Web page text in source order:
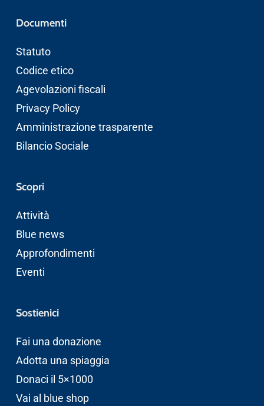
Documenti
Statuto
Codice etico
Agevolazioni fiscali
Privacy Policy
Amministrazione trasparente
Bilancio Sociale
Scopri
Attività
Blue news
Approfondimenti
Eventi
Sostienici
Fai una donazione
Adotta una spiaggia
Donaci il 5×1000
Vai al blue shop